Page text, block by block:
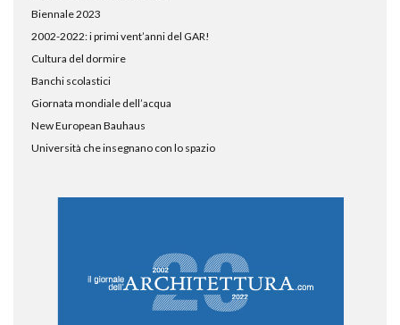
Biennale 2023
2002-2022: i primi vent’anni del GAR!
Cultura del dormire
Banchi scolastici
Giornata mondiale dell’acqua
New European Bauhaus
Università che insegnano con lo spazio